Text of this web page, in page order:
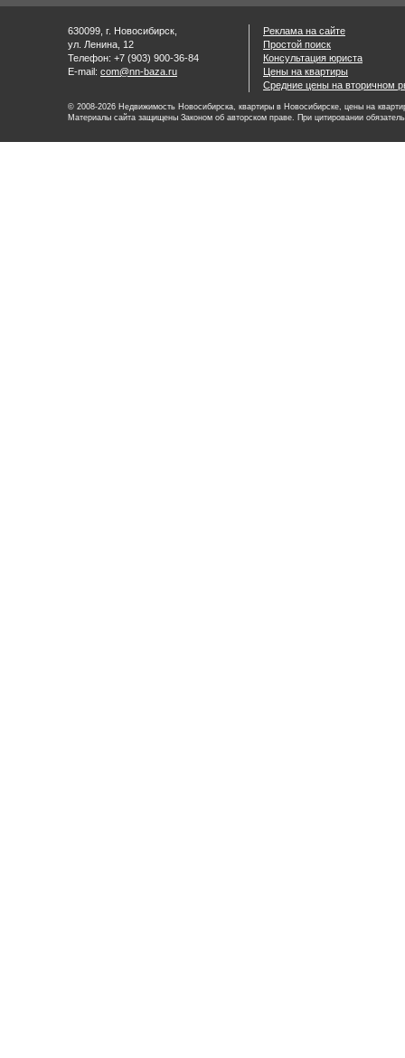
630099, г. Новосибирск,
ул. Ленина, 12
Телефон: +7 (903) 900-36-84
E-mail: com@nn-baza.ru
Реклама на сайте
Простой поиск
Консультация юриста
Цены на квартиры
Средние цены на вторичном
© 2008-2026 Недвижимость Новосибирска, квартиры в Новосибирске, цены на
Материалы сайта защищены Законом об авторском праве. При цитировании